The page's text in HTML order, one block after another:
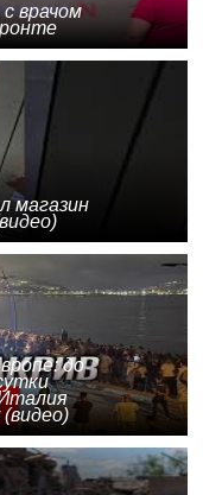
врачом
магазин
до